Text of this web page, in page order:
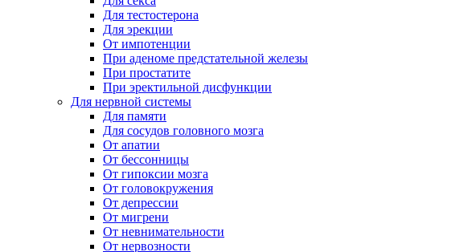
Для тестостерона
Для эрекции
От импотенции
При аденоме предстательной железы
При простатите
При эректильной дисфункции
Для нервной системы
Для памяти
Для сосудов головного мозга
От апатии
От бессонницы
От гипоксии мозга
От головокружения
От депрессии
От мигрени
От невнимательности
От нервозности